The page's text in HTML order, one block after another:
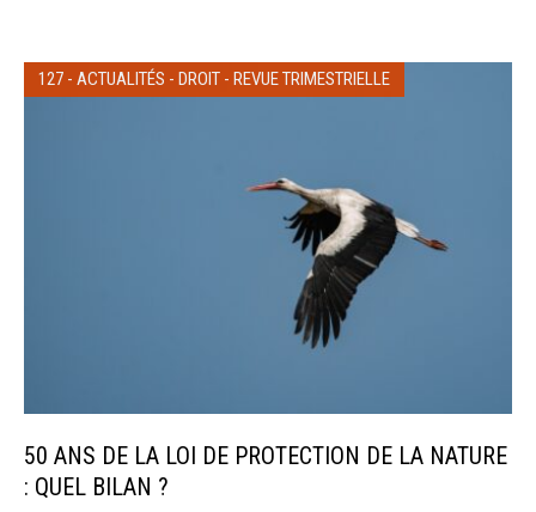
127 - ACTUALITÉS - DROIT - REVUE TRIMESTRIELLE
50 ANS DE LA LOI DE PROTECTION DE LA NATURE
: QUEL BILAN ?